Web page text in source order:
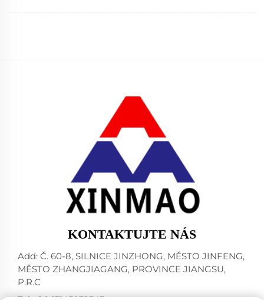
KONTAKTUJTE NÁS
Add: Č. 60-8, SILNICE JINZHONG, MĚSTO JINFENG,
MĚSTO ZHANGJIAGANG, PROVINCE JIANGSU,
P.R.C